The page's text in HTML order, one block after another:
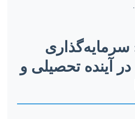
سرمایه‌گذاری
آینده تحصیلی و